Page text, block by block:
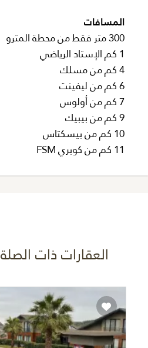
المسافات
300 متر فقط من محطة المترو
1 كم الإستاد الرياضي
4 كم من مسلك
6 كم من ليفينت
7 كم من أولوس
9 كم من بيبيك
10 كم من بيسكتاس
11 كم من كوبري FSM
العقارات ذات الصلة
Recommended